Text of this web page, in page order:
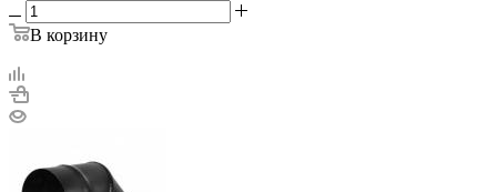
В корзину